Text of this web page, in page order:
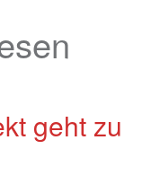
geht zu